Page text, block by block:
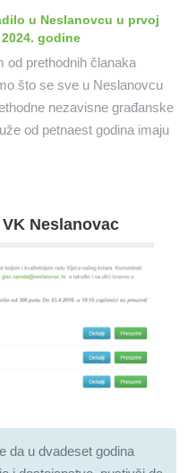
u Neslanovcu u prvoj
godine
od prethodnih članaka
što se sve u Neslanovcu
nezavisne građanske
od petnaest godina imaju
Neslanovac
da u dvadeset godina